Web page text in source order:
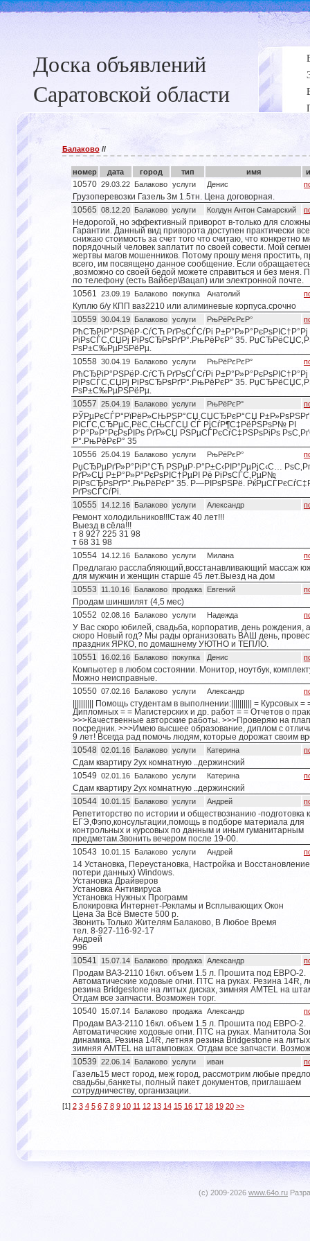
Доска объявлений
Саратовской области
Балаково//
номер дата город тип имя
10570 29.03.22 Балаково услуги Денис
Грузоперевозки Газель 3м 1.5тн. Цена договорная.
10565 08.12.20 Балаково услуги Колдун Антон Самарский
Недорогой, но эффективный приворот в-только для
Гарантии. Данный вид приворота доступен практически
снижаю стоимость за счет того что считаю, что конкретно
порядочный человек заплатит по своей совести. Мой
жертвы магов мошенников. Потому прошу меня простить,
всего, им посвящено данное сообщение. Если
,возможно со своей бедой можете справиться и без меня.
по телефону (есть Вайбер\Вацап) или электронной почте.
10561
23.09.19 Балаково покупка Анатолий
Куплю б/у КПП ваз2210 или алиминевые корпуса.срочно
10559 30.04.19 Балаково услуги РњРёРєРєР°
РћСЂРіР°РЅРёР·СѓСЋ РґРѕСЃСѓРі Р±Р°Р»Р°РєРѕРІС†Р°Рј
РіРѕСЃС‚СЏРј РіРѕСЂРѕРґР°.РњРёРєР° 35.
РѕР±С‰РµРЅРёРµ.
10558 30.04.19 Балаково услуги РњРёРєРєР°
РћСЂРіР°РЅРёР·СѓСЋ РґРѕСЃСѓРі Р±Р°Р»Р°РєРѕРІС†Р°Рј
РіРѕСЃС‚СЏРј РіРѕСЂРѕРґР°.РњРёРєР° 35.
РѕР±С‰РµРЅРёРµ.
10557 25.04.19 Балаково услуги РњРёРєР°
РЎРµРєСЃР°РїРёР»СЊРЅР°СЏ СЏСЂРєР°СЏ
РІСЃС‚СЂРµС‚РёС‚СЊСЃСЏ СЃ РјСѓР¶С‡РёРЅРѕР№ РІ
Р‘Р°Р»Р°РєРѕРІРѕ РґР»СЏ РЅРµСЃРєСѓС‡РЅРѕРіРѕ
Р°.РњРёРєР° 35
10556 25.04.19 Балаково услуги РњРёРєР°
РџСЂРµРґР»Р°РіР°СЋ РЅРµР·Р°Р±С‹РІР°РµРјС‹С…
РґР»СЏ Р±Р°Р»Р°РєРѕРІС†РµРІ Рё РіРѕСЃС‚РµР№
РіРѕСЂРѕРґР°.РњРёРєР° 35. Р—РІРѕРЅРё.
РґРѕСЃСѓРі.
10555
14.12.16 Балаково услуги Александр
Ремонт холодильников!!!Стаж 40 лет!!!
Выезд в сёла!!!
т 8 927 225 31 98
т 68 31 98
10554 14.12.16 Балаково услуги Милана
Предлагаю расслабляющий,восстанавливающий массаж
для мужчин и женщин старше 45 лет.Выезд на дом
10553
11.10.16 Балаково продажа Евгений
Продам шиншилят (4,5 мес)
10552 02.08.16 Балаково услуги Надежда
У Вас скоро юбилей, свадьба, корпоратив, день рождения,
скоро Новый год? Мы рады организовать ВАШ день,
праздник ЯРКО, по домашнему УЮТНО и ТЕПЛО.
10551
16.02.16 Балаково покупка Денис
Компьютер в любом состоянии. Монитор, ноутбук,
Можно неисправные.
10550 07.02.16 Балаково услуги Александр
|||||||||| Помощь студентам в выполнении:|||||||||| = Курсовых =
Дипломных = = Магистерских и др. работ = = Отчетов о
>>>Качественные авторские работы. >>>Проверяю на
посредник. >>>Имею высшее образование, диплом с
9 лет! Всегда рад помочь людям, которые дорожат своим
10548 02.01.16 Балаково услуги Катерина
Сдам квартиру 2ух комнатную ..держинский
10549 02.01.16 Балаково услуги Катерина
Сдам квартиру 2ух комнатную ..держинский
10544 10.01.15 Балаково услуги Андрей
Репетиторство по истории и обществознанию -подготовка
ЕГЭ,Фэпо,консультации,помощь в подборе материала для
контрольных и курсовых по данным и иным гуманитарным
предметам.Звонить вечером после 19-00.
10543
10.01.15 Балаково услуги Андрей
14 Установка, Переустановка, Настройка и
потери данных) Windows.
Установка Драйверов
Установка Антивируса
Установка Нужных Программ
Блокировка Интернет-Рекламы и Всплывающих Окон
Цена За Всё Вместе 500 р.
Звонить Только Жителям Балаково, В Любое Время
тел. 8-927-116-92-17
Андрей
996
10541
15.07.14 Балаково продажа Александр
Продам ВАЗ-2110 16кл. объем 1.5 л. Прошита под ЕВРО-2.
Автоматические ходовые огни. ПТС на руках. Резина 14R,
резина Bridgestone на литых дисках, зимняя AMTEL на
Отдам все запчасти. Возможен торг.
10540 15.07.14 Балаково продажа Александр
Продам ВАЗ-2110 16кл. объем 1.5 л. Прошита под ЕВРО-2.
Автоматические ходовые огни. ПТС на руках. Магнитола
динамика. Резина 14R, летняя резина Bridgestone на литых
зимняя AMTEL на штамповках. Отдам все запчасти.
10539 22.06.14 Балаково услуги иван
Газель15 мест город, меж город, рассмотрим любые
свадьбы,банкеты, полный пакет документов, приглашаем
сотрудничеству, организации.
[1] 2 3 4 5 6 7 8 9 10 11 12 13 14 15 16 17 18 19 20 >>
(c) 2009-2026 www.64o.ru